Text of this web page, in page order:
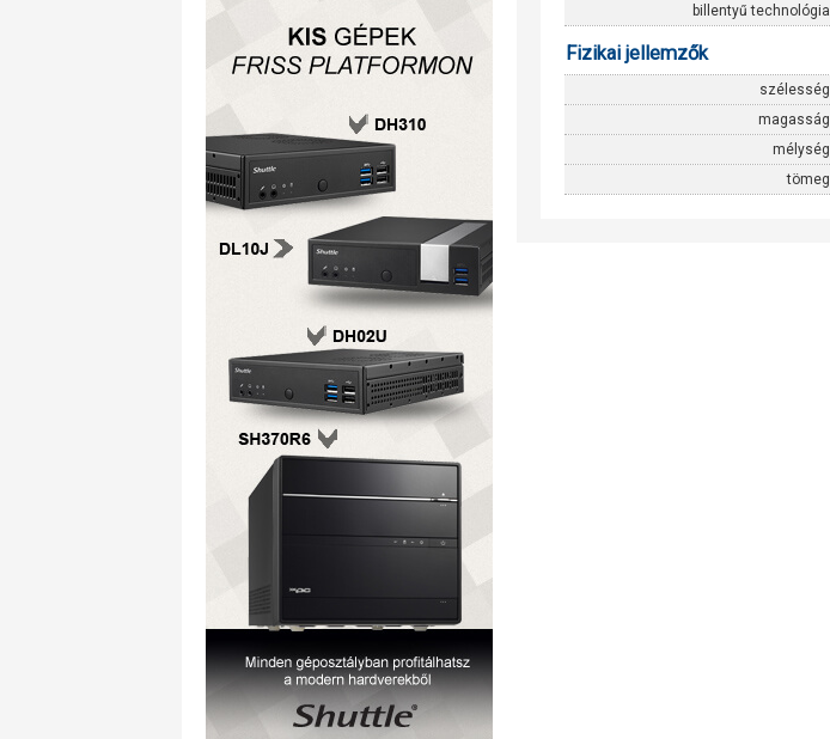
billentyű technológia
Fizikai jellemzők
szélesség
magasság
mélység
tömeg